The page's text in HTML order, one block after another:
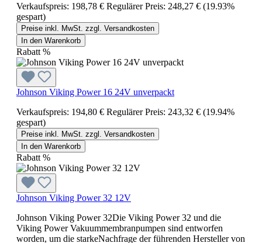
Verkaufspreis: 198,78 € Regulärer Preis: 248,27 € (19.93%
gespart)
Preise inkl. MwSt. zzgl. Versandkosten
In den Warenkorb
Rabatt %
Johnson Viking Power 16 24V unverpackt
Verkaufspreis: 194,80 € Regulärer Preis: 243,32 € (19.94%
gespart)
Preise inkl. MwSt. zzgl. Versandkosten
In den Warenkorb
Rabatt %
Johnson Viking Power 32 12V
Johnson Viking Power 32Die Viking Power 32 und die
Viking Power Vakuummembranpumpen sind entworfen
worden, um die starkeNachfrage der führenden Hersteller von